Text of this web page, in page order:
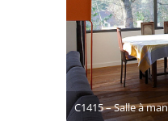
C1415 – Salle à